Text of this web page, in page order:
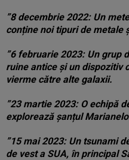
”8 decembrie 2022: Un
conține noi tipuri de metale
”6 februarie 2023: Un grup
ruine antice și un dispozitiv
vierme către alte galaxii.
”23 martie 2023: O echipă
explorează șanțul
”15 mai 2023: Un tsunami
de vest a SUA, în principal